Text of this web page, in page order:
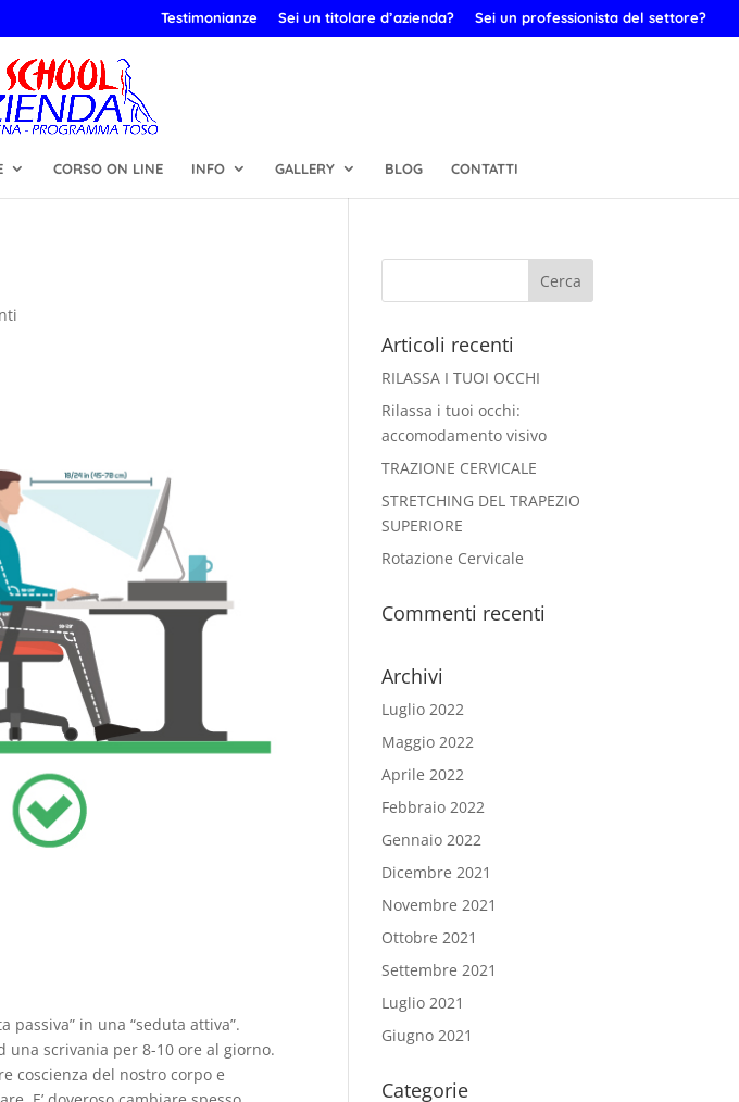
Testimonianze Sei un titolare d’azienda? Sei un professionista del settore?
CORSO ON LINE INFO GALLERY BLOG CONTATTI
in una “seduta attiva”.
scrivania per 8-10 ore al giorno.
coscienza del nostro corpo e
Articoli recenti
RILASSA I TUOI OCCHI
Rilassa i tuoi occhi:
accomodamento visivo
TRAZIONE CERVICALE
STRETCHING DEL TRAPEZIO
SUPERIORE
Rotazione Cervicale
Commenti recenti
Archivi
Luglio 2022
Maggio 2022
Aprile 2022
Febbraio 2022
Gennaio 2022
Dicembre 2021
Novembre 2021
Ottobre 2021
Settembre 2021
Luglio 2021
Giugno 2021
Categorie